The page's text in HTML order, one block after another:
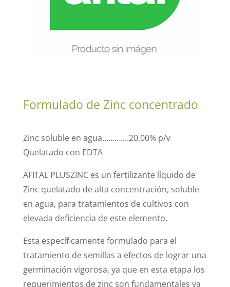
Formulado de Zinc concentrado
Zinc soluble en agua………….20,00% p/v
Quelatado con EDTA
AFITAL PLUSZINC es un fertilizante líquido de
Zinc quelatado de alta concentración, soluble
en agua, para tratamientos de cultivos con
elevada deficiencia de este elemento.
Esta específicamente formulado para el
tratamiento de semillas a efectos de lograr una
germinación vigorosa, ya que en esta etapa los
requerimientos de zinc son fundamentales ya